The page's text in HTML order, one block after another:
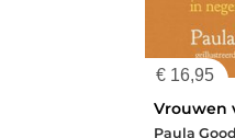
€ 16,95
Paula